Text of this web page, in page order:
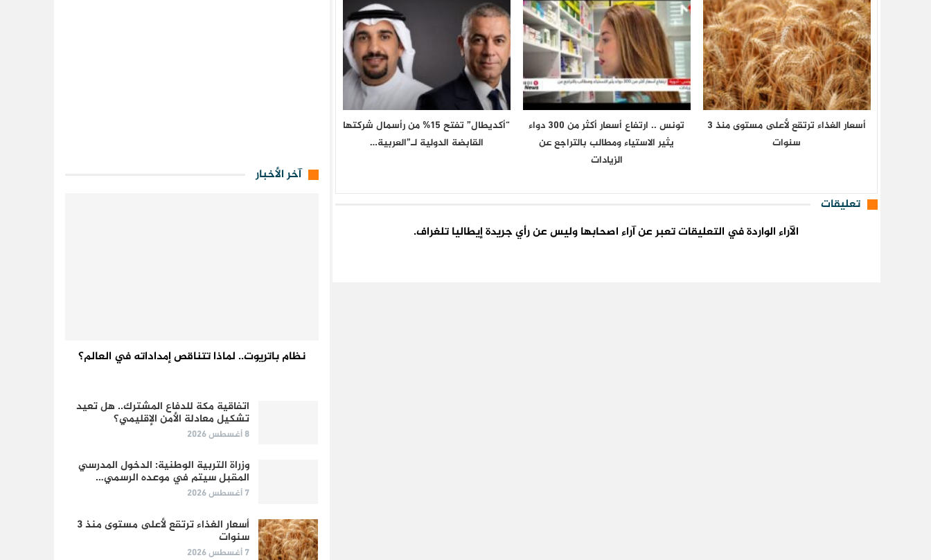
أسعار الغذاء ترتقع لأعلى مستوى منذ 3
سنوات
تونس .. ارتفاع أسعار أكثر من 300 دواء
يثير الاستياء ومطالب بالتراجع عن
الزيادات
“أكديطال” تفتح 15% من رأسمال شركتها
القابضة الدولية لـ”العربية…
تعليقات
الآراء الواردة في التعليقات تعبر عن آراء اصحابها وليس عن رأي جريدة إيطاليا تلغراف.
آخر الأخبار
نظام باتريوت.. لماذا تتناقص إمداداته في العالم؟
اتفاقية مكة للدفاع المشترك.. هل تعيد
تشكيل معادلة الأمن الإقليمي؟
8 أغسطس 2026
وزراة التربية الوطنية: الدخول المدرسي
المقبل سیتم في موعده الرسمي…
7 أغسطس 2026
أسعار الغذاء ترتقع لأعلى مستوى منذ 3
سنوات
7 أغسطس 2026